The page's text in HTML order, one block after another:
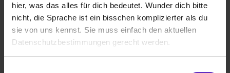
hier, was das alles für dich bedeutet. Wunder dich bitte
nicht, die Sprache ist ein bisschen komplizierter als du
sie von uns kennst. Sie muss einfach den aktuellen
Datenschutzbestimmungen gerecht werden.
Mein Ausbildungsberuf gefällt mir gut, da man trotz
einem geregelten Tagesablauf immer wieder was
Neues hat. Auch lernt man in der Ausbildung Sachen,
die man auch auf das private Leben übertragen kann